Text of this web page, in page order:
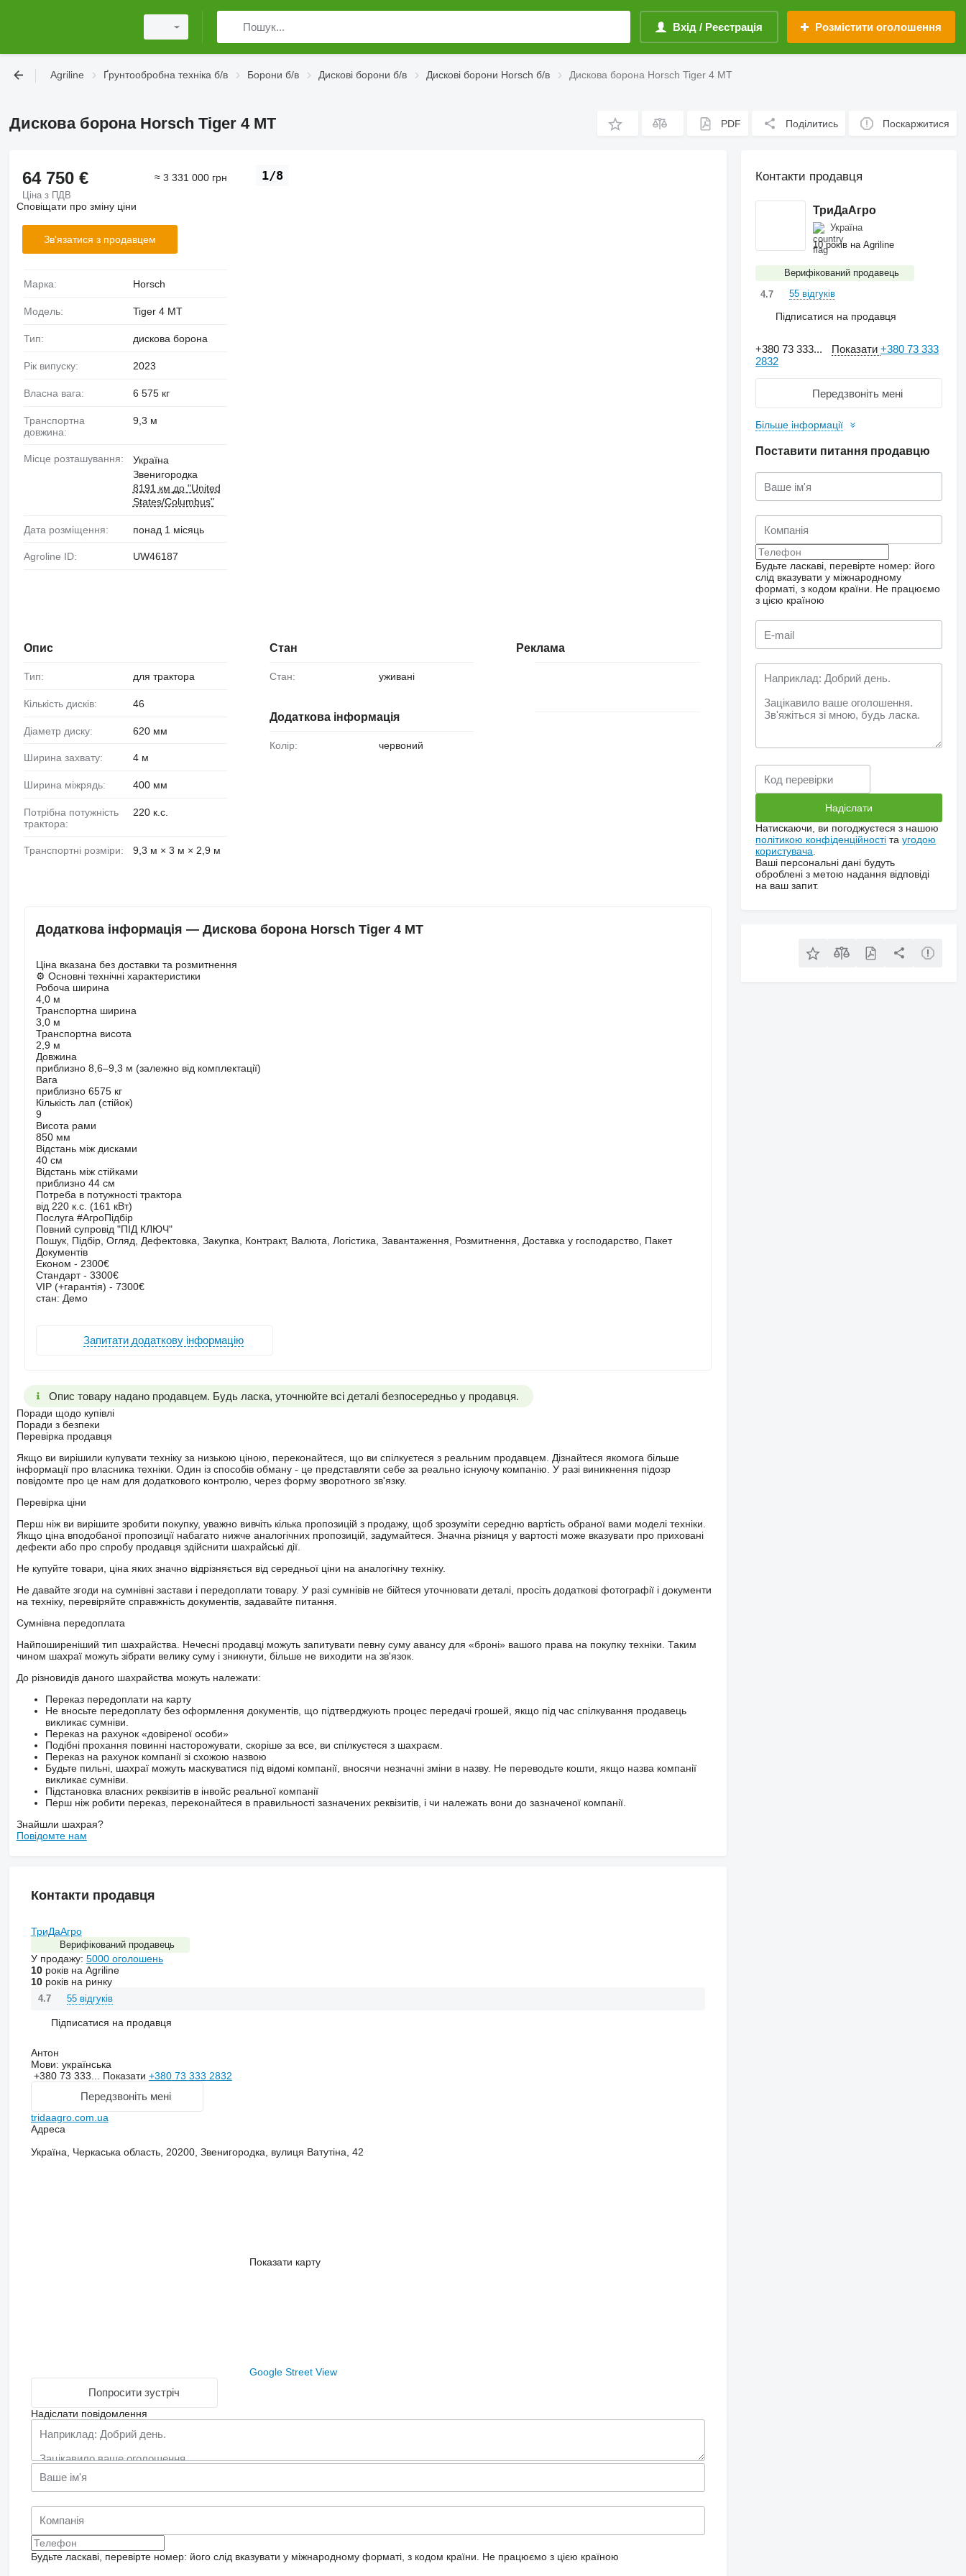
Вхід / Реєстрація Розмістити оголошення
Agriline Ґрунтообробна техніка б/в Борони б/в Дискові борони б/в Дискові борони Horsch б/в Дискова борона Horsch Tiger 4 MT
Дискова борона Horsch Tiger 4 MT PDF Поділитись Поскаржитися
1/8
64 750 €
Ціна з ПДВ
≈ 3 331 000 грн
Сповіщати про зміну ціни
Зв'язатися з продавцем
Марка: Horsch
Модель: Tiger 4 MT
Тип: дискова борона
Рік випуску: 2023
Власна вага: 6 575 кг
Транспортна
довжина:
9,3 м
Місце розташування:
Україна
Звенигородка
8191 км до "United
States/Columbus"
Дата розміщення: понад 1 місяць
Agroline ID: UW46187
Опис
Тип: для трактора
Кількість дисків: 46
Діаметр диску: 620 мм
Ширина захвату: 4 м
Ширина міжрядь: 400 мм
Потрібна потужність
трактора:
220 к.с.
Транспортні розміри: 9,3 м × 3 м × 2,9 м
Стан
Стан: уживані
Додаткова інформація
Колір: червоний
Реклама
Додаткова інформація — Дискова борона Horsch Tiger 4 MT
Ціна вказана без доставки та розмитнення
⚙️ Основні технічні характеристики
Робоча ширина
4,0 м
Транспортна ширина
3,0 м
Транспортна висота
2,9 м
Довжина
приблизно 8,6–9,3 м (залежно від комплектації)
Вага
приблизно 6575 кг
Кількість лап (стійок)
9
Висота рами
850 мм
Відстань між дисками
40 см
Відстань між стійками
приблизно 44 см
Потреба в потужності трактора
від 220 к.с. (161 кВт)
Послуга #АгроПідбір
Повний супровід "ПІД КЛЮЧ"
Пошук, Підбір, Огляд, Дефектовка, Закупка, Контракт, Валюта, Логістика, Завантаження, Розмитнення, Доставка у господарство, Пакет
Документів
Економ - 2300€
Стандарт - 3300€
VIP (+гарантія) - 7300€
стан: Демо
Запитати додаткову інформацію
Опис товару надано продавцем. Будь ласка, уточнюйте всі деталі безпосередньо у продавця.
Поради щодо купівлі
Поради з безпеки
Перевірка продавця
Якщо ви вирішили купувати техніку за низькою ціною, переконайтеся, що ви спілкуєтеся з реальним продавцем. Дізнайтеся якомога більше
інформації про власника техніки. Один із способів обману - це представляти себе за реально існуючу компанію. У разі виникнення підозр
повідомте про це нам для додаткового контролю, через форму зворотного зв'язку.
Перевірка ціни
Перш ніж ви вирішите зробити покупку, уважно вивчіть кілька пропозицій з продажу, щоб зрозуміти середню вартість обраної вами моделі техніки.
Якщо ціна вподобаної пропозиції набагато нижче аналогічних пропозицій, задумайтеся. Значна різниця у вартості може вказувати про приховані
дефекти або про спробу продавця здійснити шахрайські дії.
Не купуйте товари, ціна яких значно відрізняється від середньої ціни на аналогічну техніку.
Не давайте згоди на сумнівні застави і передоплати товару. У разі сумнівів не бійтеся уточнювати деталі, просіть додаткові фотографії і документи
на техніку, перевіряйте справжність документів, задавайте питання.
Сумнівна передоплата
Найпоширеніший тип шахрайства. Нечесні продавці можуть запитувати певну суму авансу для «броні» вашого права на покупку техніки. Таким
чином шахраї можуть зібрати велику суму і зникнути, більше не виходити на зв'язок.
До різновидів даного шахрайства можуть належати:
Переказ передоплати на карту
Не вносьте передоплату без оформлення документів, що підтверджують процес передачі грошей, якщо під час спілкування продавець
викликає сумніви.
Переказ на рахунок «довіреної особи»
Подібні прохання повинні насторожувати, скоріше за все, ви спілкуєтеся з шахраєм.
Переказ на рахунок компанії зі схожою назвою
Будьте пильні, шахраї можуть маскуватися під відомі компанії, вносячи незначні зміни в назву. Не переводьте кошти, якщо назва компанії
викликає сумніви.
Підстановка власних реквізитів в інвойс реальної компанії
Перш ніж робити переказ, переконайтеся в правильності зазначених реквізитів, і чи належать вони до зазначеної компанії.
Знайшли шахрая?
Повідомте нам
Контакти продавця
ТриДаАгро
Верифікований продавець
У продажу: 5000 оголошень
10років на Agriline
10років на ринку
4.7 55 відгуків
Підписатися на продавця
Антон
Мови: українська
+380 73 333... Показати +380 73 333 2832
Передзвоніть мені
tridaagro.com.ua
Адреса
Україна, Черкаська область, 20200, Звенигородка, вулиця Ватутіна, 42
Показати карту
Google Street View
Попросити зустріч
Надіслати повідомлення
Будьте ласкаві, перевірте номер: його слід вказувати у міжнародному форматі, з кодом країни. Не працюємо з цією країною
Контакти продавця
ТриДаАгро
Україна
10 років на Agriline
Верифікований продавець
4.7
55 відгуків
Підписатися на продавця
+380 73 333... Показати+380 73 333
2832
Передзвоніть мені
Більше інформації
Поставити питання продавцю
Будьте ласкаві, перевірте номер: його
слід вказувати у міжнародному
форматі, з кодом країни.
Не працюємо
з цією країною
Натискаючи, ви погоджуєтеся з нашою
політикою конфіденційності таугодою
користувача
Ваші персональні дані будуть
оброблені з метою надання відповіді
на ваш запит.